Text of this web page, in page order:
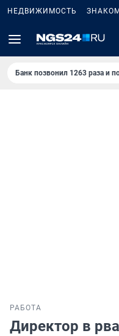
НЕДВИЖИМОСТЬ
Банк позвонил 1263 раза и
РАБОТА
Директор в